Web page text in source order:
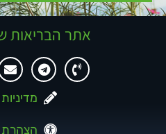
אתר הבריאות
הצהרת